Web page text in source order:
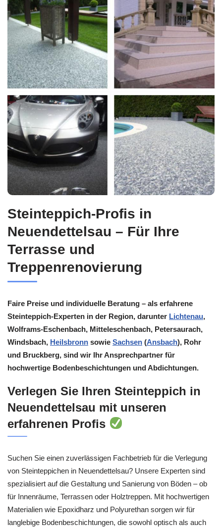
Steinteppich-Profis in
Neuendettelsau – Für Ihre
Terrasse und
Treppenrenovierung
Faire Preise und individuelle Beratung – als erfahrene
Steinteppich-Experten in der Region, darunter Lichtenau,
Wolframs-Eschenbach, Mitteleschenbach, Petersaurach,
Windsbach, Heilsbronn sowie Sachsen (Ansbach), Rohr
und Bruckberg, sind wir Ihr Ansprechpartner für
hochwertige Bodenbeschichtungen und Abdichtungen.
Verlegen Sie Ihren Steinteppich in
Neuendettelsau mit unseren
erfahrenen Profis
Suchen Sie einen zuverlässigen Fachbetrieb für die Verlegung
von Steinteppichen in Neuendettelsau? Unsere Experten sind
spezialisiert auf die Gestaltung und Sanierung von Böden – ob
für Innenräume, Terrassen oder Holztreppen. Mit hochwertigen
Materialien wie Epoxidharz und Polyurethan sorgen wir für
langlebige Bodenbeschichtungen, die sowohl optisch als auch